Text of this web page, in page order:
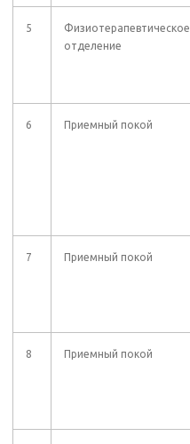
5
Физиотерапевтическое
отделение
6 Приемный покой
7 Приемный покой
8 Приемный покой